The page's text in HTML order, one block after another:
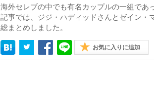
海外セレブの中でも有名カップルの一組であ
記事では、ジジ・ハディッドさんとゼイン・
総まとめしました。
お気に入りに追加